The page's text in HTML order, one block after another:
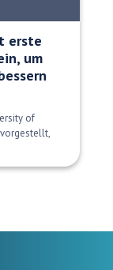
erste
um
of